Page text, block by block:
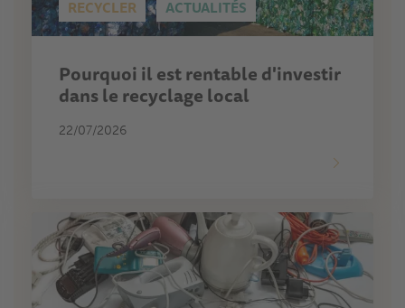
RECYCLER ACTUALITÉS
Pourquoi il est rentable d'investir
dans le recyclage local
22/07/2026